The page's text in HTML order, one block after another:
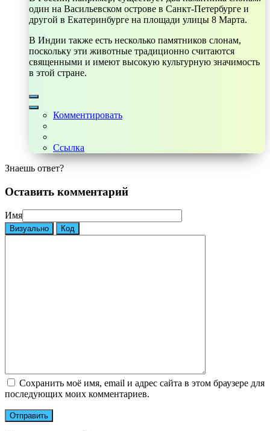
один на Васильевском острове в Санкт-Петербурге и
другой в Екатеринбурге на площади улицы 8 Марта.
В Индии также есть несколько памятников слонам,
поскольку эти животные традиционно считаются
священными и имеют высокую культурную значимость
в этой стране.
Комментировать
Ссылка
Знаешь ответ?
Оставить комментарий
Имя
Визуально Код
Сохранить моё имя, email и адрес сайта в этом браузере для
последующих моих комментариев.